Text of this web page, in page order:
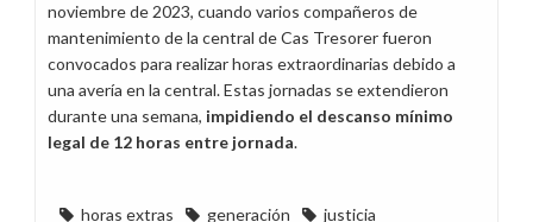
noviembre de 2023, cuando varios compañeros de
mantenimiento de la central de Cas Tresorer fueron
convocados para realizar horas extraordinarias debido a
una avería en la central. Estas jornadas se extendieron
durante una semana, impidiendo el descanso mínimo
legal de 12 horas entre jornada.
horas extras generación justicia